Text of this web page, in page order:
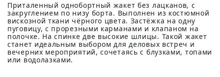
Приталенный однобортный жакет без лацканов, с
закруглением по низу борта. Выполнен из костюмной
вискозной ткани чёрного цвета. Застёжка на одну
пуговицу, с прорезными карманами и клапаном на
полочке. На спинке две высокие шлицы. Такой жакет
станет идеальным выбором для деловых встреч и
вечерних мероприятий, сочетаясь с блузками, топами
или водолазками.